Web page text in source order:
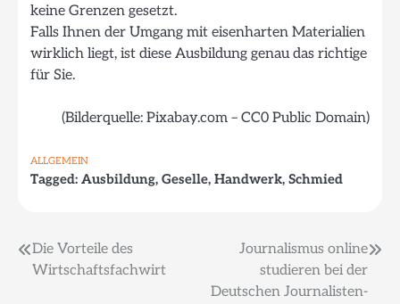
keine Grenzen gesetzt.
Falls Ihnen der Umgang mit eisenharten Materialien
wirklich liegt, ist diese Ausbildung genau das richtige
für Sie.
(Bilderquelle: Pixabay.com – CC0 Public Domain)
ALLGEMEIN
Tagged: Ausbildung, Geselle, Handwerk, Schmied
Beitragsnavigation
Die Vorteile des
Wirtschaftsfachwirt
Journalismus online
studieren bei der
Deutschen Journalisten-